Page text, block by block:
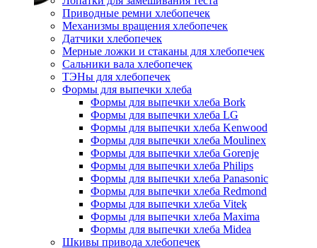
Приводные ремни хлебопечек
Механизмы вращения хлебопечек
Датчики хлебопечек
Мерные ложки и стаканы для хлебопечек
Сальники вала хлебопечек
ТЭНы для хлебопечек
Формы для выпечки хлеба
Формы для выпечки хлеба Bork
Формы для выпечки хлеба LG
Формы для выпечки хлеба Kenwood
Формы для выпечки хлеба Moulinex
Формы для выпечки хлеба Gorenje
Формы для выпечки хлеба Philips
Формы для выпечки хлеба Panasonic
Формы для выпечки хлеба Redmond
Формы для выпечки хлеба Vitek
Формы для выпечки хлеба Maxima
Формы для выпечки хлеба Midea
Шкивы привода хлебопечек